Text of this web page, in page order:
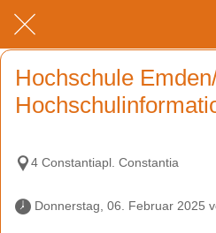
Hochschule
4 Constantiapl. Constantia
Donnerstag, 06. Februar 2025